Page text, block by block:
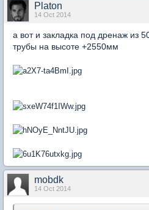
Platon
14 Oct 2014
а вот и закладка под дренаж из
трубы на высоте +2550мм
mobdk
14 Oct 2014